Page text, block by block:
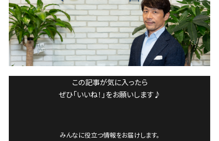
この記事が気に入ったら
ぜひ「いいね！」をお願いします♪
みんなに役立つ情報をお届けします。